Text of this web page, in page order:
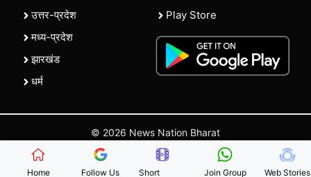
उत्तर-प्रदेश
मध्य-प्रदेश
झारखंड
धर्म
Play Store
© 2026 News Nation Bharat
| |Contact Us |Policies Terms and Conditions
Home Follow Us Short Join Group Web Stories